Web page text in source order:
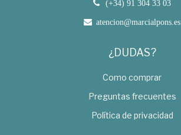
(+34) 91 304 33 03
atencion@marcialpons.es
¿DUDAS?
Como comprar
Preguntas frecuentes
Política de privacidad